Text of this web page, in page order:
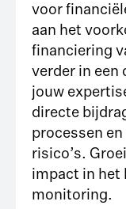
voor
aan het
financiering
verder in een
jouw
directe
processen
risico’s.
impact in het
monitoring.